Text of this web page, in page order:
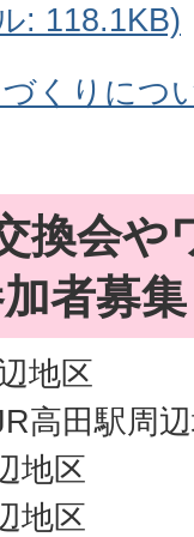
: 118.1KB)
くりにつ
換会や
者募
地区
高田駅周
地区
地区